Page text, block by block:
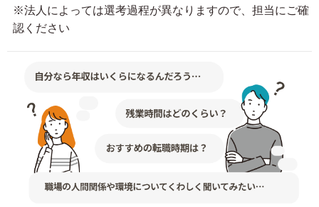
※法人によっては選考過程が異なりますので、担当にご確
認ください